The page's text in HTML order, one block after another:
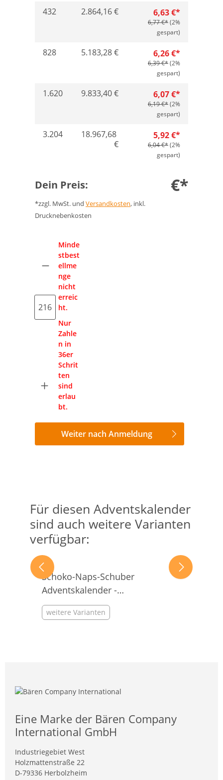
432 2.864,16 € 6,63 €*
6,77 €*(2%
gespart)
828 5.183,28 € 6,26 €*
6,39 €*(2%
gespart)
1.620 9.833,40 € 6,07 €*
6,19 €*(2%
gespart)
3.204
18.967,68
€
5,92 €*
6,04 €*(2%
gespart)
Dein Preis: €*
*zzgl. MwSt. und Versandkosten, inkl.
Drucknebenkosten
Minde
stbest
ellme
nge
nicht
erreic
ht.
Nur
Zahle
n in
36er
Schrit
ten
sind
erlau
bt.
Weiter nach Anmeldung
Produktgalerie überspringen
Für diesen Adventskalender
sind auch weitere Varianten
verfügbar:
Schoko-Naps-Schuber
Adventskalender -
INDIVIDUELL
weitere Varianten
Eine Marke der Bären Company
International GmbH
Industriegebiet West
Holzmattenstraße 22
D-79336 Herbolzheim